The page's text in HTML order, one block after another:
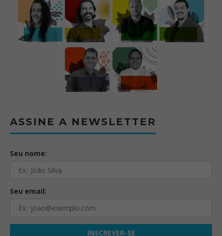
ASSINE A NEWSLETTER
Seu nome:
Seu email: